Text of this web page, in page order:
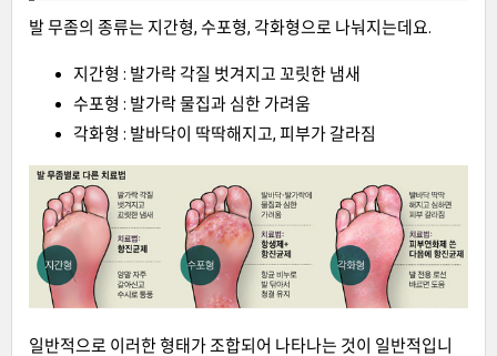
발 무좀의 종류는 지간형, 수포형, 각화형으로 나눠지는데요.
지간형 : 발가락 각질 벗겨지고 꼬릿한 냄새
수포형 : 발가락 물집과 심한 가려움
각화형 : 발바닥이 딱딱해지고, 피부가 갈라짐
일반적으로 이러한 형태가 조합되어 나타나는 것이 일반적입니